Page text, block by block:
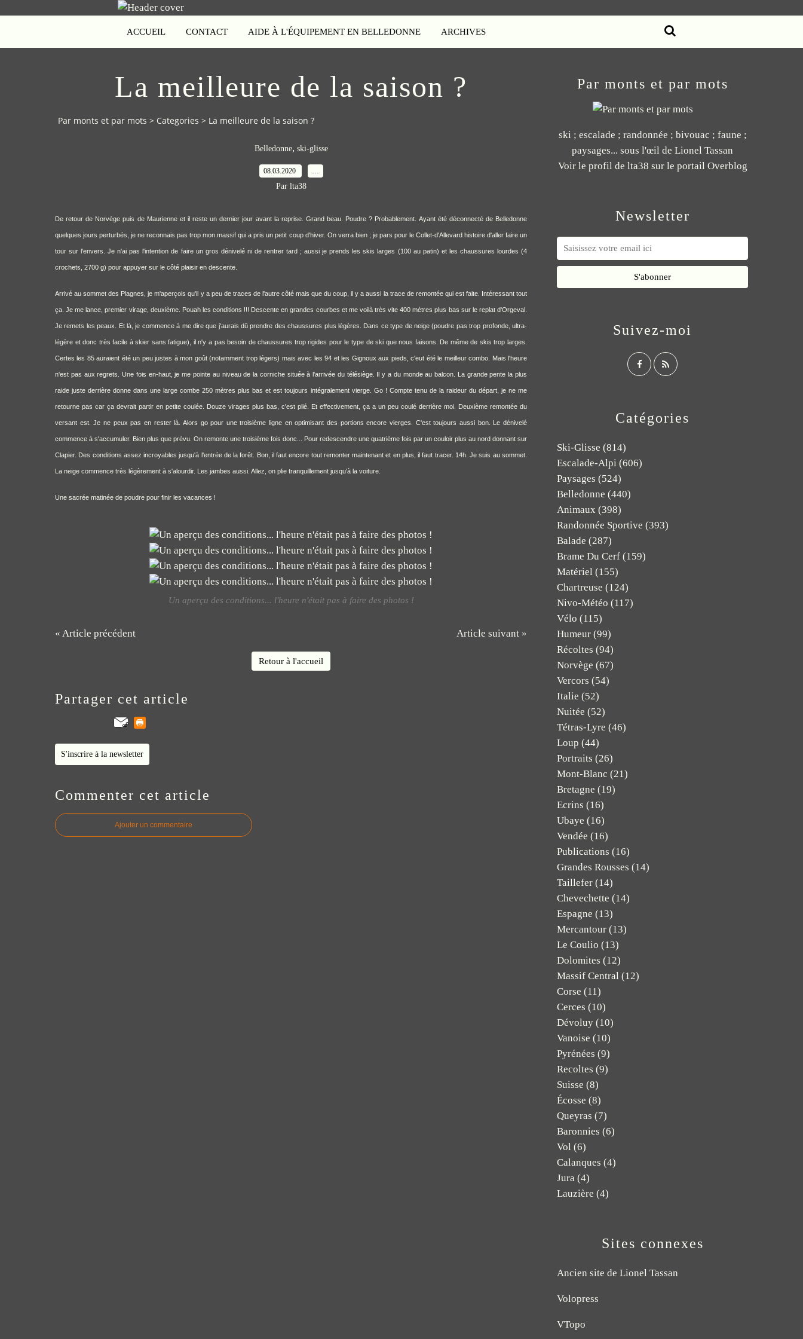
ACCUEIL CONTACT AIDE À L'ÉQUIPEMENT EN BELLEDONNE ARCHIVES
La meilleure de la saison ?
Par monts et par mots > Categories > La meilleure de la saison ?
Belledonne, ski-glisse
08.03.2020
Par lta38
De retour de Norvège puis de Maurienne et il reste un dernier jour avant la reprise. Grand beau. Poudre ? Probablement. Ayant été déconnecté de Belledonne
quelques jours perturbés, je ne reconnais pas trop mon massif qui a pris un petit coup d'hiver. On verra bien ; je pars pour le Collet-d'Allevard histoire d'aller faire un
tour sur l'envers. Je n'ai pas l'intention de faire un gros dénivelé ni de rentrer tard ; aussi je prends les skis larges (100 au patin) et les chaussures lourdes (4
crochets, 2700 g) pour appuyer sur le côté plaisir en descente.
Arrivé au sommet des Plagnes, je m'aperçois qu'il y a peu de traces de l'autre côté mais que du coup, il y a aussi la trace de remontée qui est faite. Intéressant tout
ça. Je me lance, premier virage, deuxième. Pouah les conditions !!! Descente en grandes courbes et me voilà très vite 400 mètres plus bas sur le replat d'Orgeval.
Je remets les peaux. Et là, je commence à me dire que j'aurais dû prendre des chaussures plus légères. Dans ce type de neige (poudre pas trop profonde, ultra-
légère et donc très facile à skier sans fatigue), il n'y a pas besoin de chaussures trop rigides pour le type de ski que nous faisons. De même de skis trop larges.
Certes les 85 auraient été un peu justes à mon goût (notamment trop légers) mais avec les 94 et les Gignoux aux pieds, c'eut été le meilleur combo. Mais l'heure
n'est pas aux regrets. Une fois en-haut, je me pointe au niveau de la corniche située à l'arrivée du télésiège. Il y a du monde au balcon. La grande pente la plus
raide juste derrière donne dans une large combe 250 mètres plus bas et est toujours intégralement vierge. Go ! Compte tenu de la raideur du départ, je ne me
retourne pas car ça devrait partir en petite coulée. Douze virages plus bas, c'est plié. Et effectivement, ça a un peu coulé derrière moi. Deuxième remontée du
versant est. Je ne peux pas en rester là. Alors go pour une troisième ligne en optimisant des portions encore vierges. C'est toujours aussi bon. Le dénivelé
commence à s'accumuler. Bien plus que prévu. On remonte une troisième fois donc... Pour redescendre une quatrième fois par un couloir plus au nord donnant sur
Clapier. Des conditions assez incroyables jusqu'à l'entrée de la forêt. Bon, il faut encore tout remonter maintenant et en plus, il faut tracer. 14h. Je suis au sommet.
La neige commence très légèrement à s'alourdir. Les jambes aussi. Allez, on plie tranquillement jusqu'à la voiture.
Une sacrée matinée de poudre pour finir les vacances !
Un aperçu des conditions... l'heure n'était pas à faire des photos !
« Article précédent Article suivant »
Retour à l'accueil
Partager cet article
S'inscrire à la newsletter
Commenter cet article
Ajouter un commentaire
Newsletter
Catégories
Ski-Glisse (814)
Escalade-Alpi (606)
Paysages (524)
Belledonne (440)
Animaux (398)
Randonnée Sportive (393)
Balade (287)
Brame Du Cerf (159)
Matériel (155)
Chartreuse (124)
Nivo-Météo (117)
Vélo (115)
Humeur (99)
Récoltes (94)
Norvège (67)
Vercors (54)
Italie (52)
Nuitée (52)
Tétras-Lyre (46)
Loup (44)
Portraits (26)
Mont-Blanc (21)
Bretagne (19)
Ecrins (16)
Ubaye (16)
Vendée (16)
Publications (16)
Grandes Rousses (14)
Taillefer (14)
Chevechette (14)
Espagne (13)
Mercantour (13)
Le Coulio (13)
Dolomites (12)
Massif Central (12)
Corse (11)
Cerces (10)
Dévoluy (10)
Vanoise (10)
Pyrénées (9)
Recoltes (9)
Suisse (8)
Écosse (8)
Queyras (7)
Baronnies (6)
Vol (6)
Calanques (4)
Jura (4)
Lauzière (4)
Par monts et par mots
ski ; escalade ; randonnée ; bivouac ; faune ;
paysages... sous l'œil de Lionel Tassan
Voir le profil de lta38 sur le portail Overblog
Suivez-moi
Sites connexes
Ancien site de Lionel Tassan
Volopress
VTopo